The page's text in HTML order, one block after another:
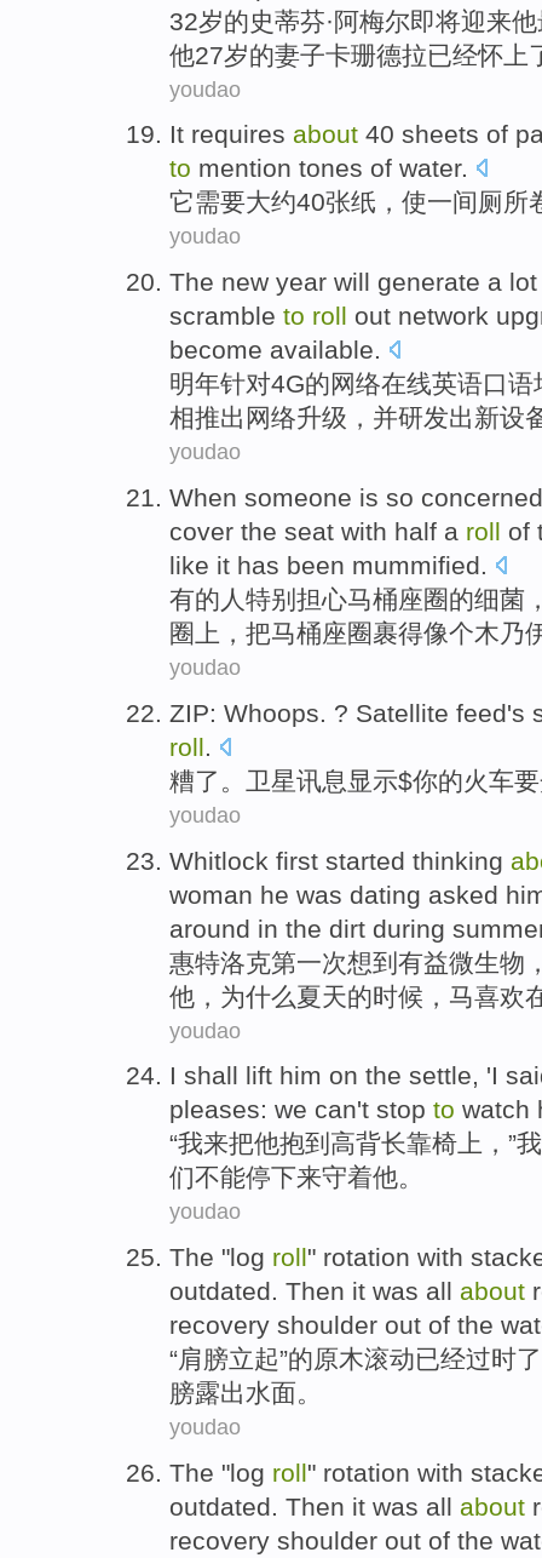
32岁的史蒂芬·阿梅尔即将迎来他
他27岁的妻子卡珊德拉已经怀上
youdao
It requires about 40 sheets of
to mention tones of water.
它需要大约40张纸 ， 使一间厕所
youdao
The new year will generate a lot
scramble to roll out network
become available.
明年针对4G的网络在线英语口语
相推出 网络升级 ， 并研发出新设
youdao
When someone is so concerned
cover the seat with half a roll of
like it has been mummified.
有的 人 特别 担心马桶座圈的细菌
圈上， 把马桶座圈裹得像个木乃
youdao
ZIP: Whoops. ? Satellite feed's
roll.
糟了。 卫星讯息显示$你的火车要
youdao
Whitlock first started thinking
woman he was dating asked
around in the dirt during
惠特洛克第一次想到有益微生物
他 ， 为什么夏天的时候， 马喜欢
youdao
I shall lift him on the settle, 'I
pleases: we can't stop to watch
“我来把他抱到 高背长靠椅 上 ，”我
们不能停下来守着他。
youdao
The "log roll" rotation with
outdated. Then it was all about
recovery shoulder out of the
“肩膀立起”的原木滚动已经过时
膀露出水面。
youdao
The "log roll" rotation with
outdated. Then it was all about
recovery shoulder out of the